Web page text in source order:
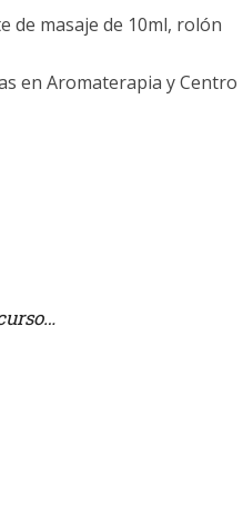
de masaje de 10ml, rolón
en Aromaterapia y Centro